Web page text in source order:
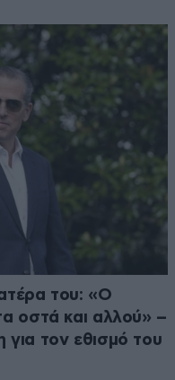
του: «Ο
οστά και αλλού» –
για τον εθισμό του